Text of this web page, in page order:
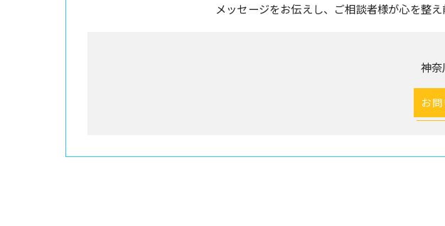
メッセージをお伝えし、ご相談者様が心を整
神
お